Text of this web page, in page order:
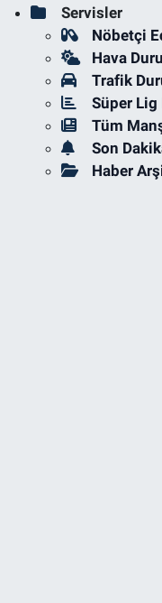
Servisler
Nöbetçi
Hava
Trafik
Süper
Tüm
Son
Haber